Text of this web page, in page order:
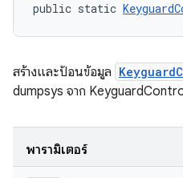
public static
สร้างและป้อนข้อมูล
dumpsys จาก
พารามิเตอร์